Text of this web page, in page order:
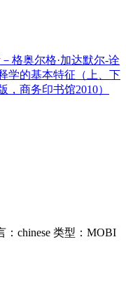
格奥尔格·加达默尔-诠
的基本特征（上、下
商务印书馆2010）
chinese 类型：MOBI